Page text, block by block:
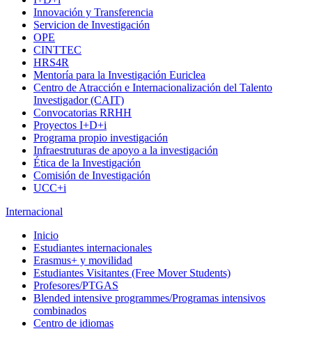
Innovación y Transferencia
Servicion de Investigación
OPE
CINTTEC
HRS4R
Mentoría para la Investigación Euriclea
Centro de Atracción e Internacionalización del Talento
Investigador (CAIT)
Convocatorias RRHH
Proyectos I+D+i
Programa propio investigación
Infraestruturas de apoyo a la investigación
Ética de la Investigación
Comisión de Investigación
UCC+i
Internacional
Inicio
Estudiantes internacionales
Erasmus+ y movilidad
Estudiantes Visitantes (Free Mover Students)
Profesores/PTGAS
Blended intensive programmes/Programas intensivos
combinados
Centro de idiomas